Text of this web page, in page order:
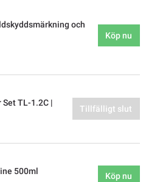
och
Köp nu
TL-1.2C |
Tillfälligt slut
500ml
Köp nu